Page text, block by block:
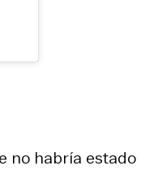
no habría estado